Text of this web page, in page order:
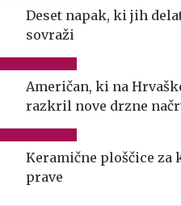
Deset napak, ki jih
sovraži
Američan, ki na
razkril nove drzne
Keramične ploščice za
prave